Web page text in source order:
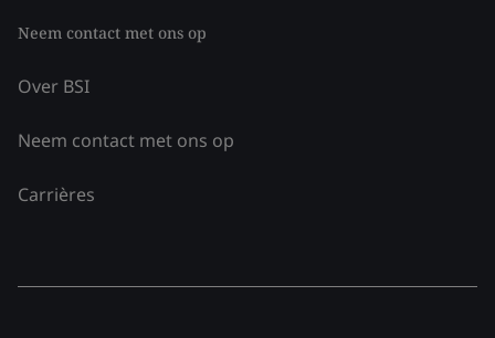
Neem contact met ons op
Over BSI
Neem contact met ons op
Carrières